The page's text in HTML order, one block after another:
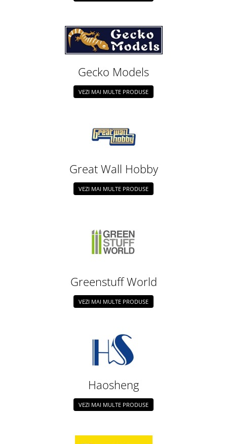
Gecko Models
VEZI MAI MULTE PRODUSE
Great Wall Hobby
VEZI MAI MULTE PRODUSE
Greenstuff World
VEZI MAI MULTE PRODUSE
Haosheng
VEZI MAI MULTE PRODUSE